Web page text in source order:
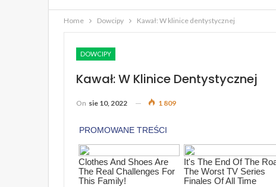
Home Dowcipy Kawał: W klinice dentystycznej
DOWCIPY
Kawał: W Klinice Dentystycznej
On sie 10, 2022 1 809